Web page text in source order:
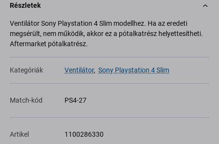
Részletek
Ventilátor Sony Playstation 4 Slim modellhez. Ha az eredeti
megsérült, nem működik, akkor ez a pótalkatrész helyettesítheti.
Aftermarket pótalkatrész.
Kategóriák Ventilátor, Sony Playstation 4 Slim
Match-kód PS4-27
Artikel 1100286330